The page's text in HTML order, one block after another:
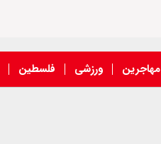
مهاجرین ورزشی فلسطین